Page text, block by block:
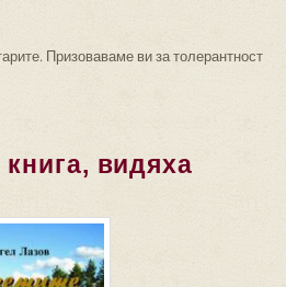
Призоваваме ви за толерантност
видяха